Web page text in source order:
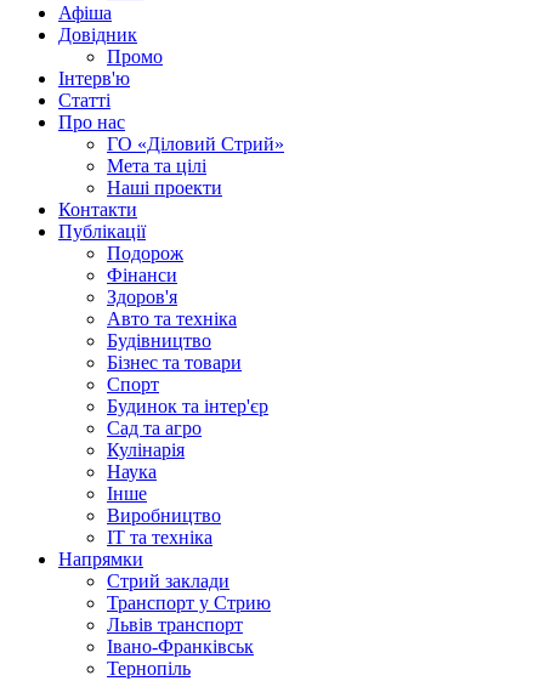
Афіша
Довідник
Промо
Інтерв'ю
Статті
Про нас
ГО «Діловий Стрий»
Мета та цілі
Наші проекти
Контакти
Публікації
Подорож
Фінанси
Здоров'я
Авто та техніка
Будівництво
Бізнес та товари
Спорт
Будинок та інтер'єр
Сад та агро
Кулінарія
Наука
Інше
Виробництво
IT та техніка
Напрямки
Стрий заклади
Транспорт у Стрию
Львів транспорт
Івано-Франківськ
Тернопіль